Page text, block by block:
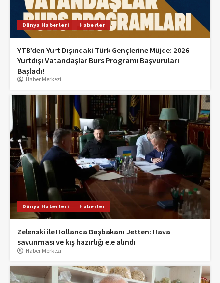
Dünya Haberleri Haberler
YTB’den Yurt Dışındaki Türk Gençlerine Müjde: 2026
Yurtdışı Vatandaşlar Burs Programı Başvuruları
Başladı!
Haber Merkezi
Dünya Haberleri Haberler
Zelenski ile Hollanda Başbakanı Jetten: Hava
savunması ve kış hazırlığı ele alındı
Haber Merkezi